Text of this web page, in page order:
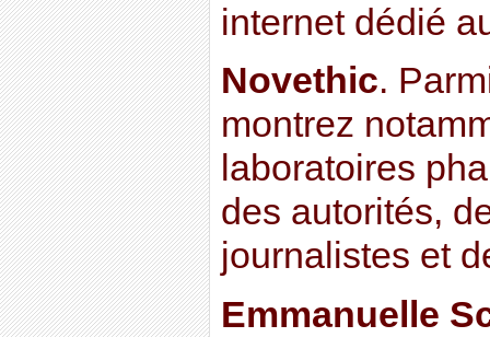
internet dédié
Novethic.
montrez
laboratoires
des autorités,
journalistes et
Emmanuelle